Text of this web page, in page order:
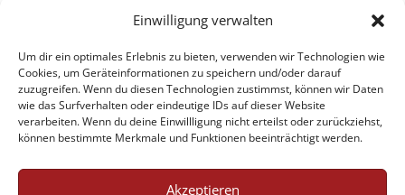
Einwilligung verwalten
Um dir ein optimales Erlebnis zu bieten, verwenden wir Technologien wie
Cookies, um Geräteinformationen zu speichern und/oder darauf
zuzugreifen. Wenn du diesen Technologien zustimmst, können wir Daten
wie das Surfverhalten oder eindeutige IDs auf dieser Website
verarbeiten. Wenn du deine Einwillligung nicht erteilst oder zurückziehst,
können bestimmte Merkmale und Funktionen beeinträchtigt werden.
Akzeptieren